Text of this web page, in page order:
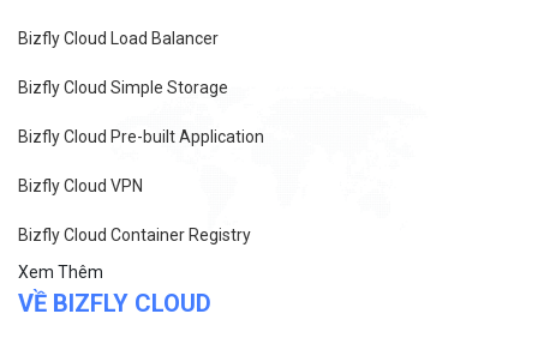
Bizfly Cloud Load Balancer
Bizfly Cloud Simple Storage
Bizfly Cloud Pre-built Application
Bizfly Cloud VPN
Bizfly Cloud Container Registry
Xem Thêm
VỀ BIZFLY CLOUD